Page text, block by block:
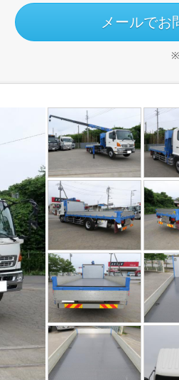
メールでお
※